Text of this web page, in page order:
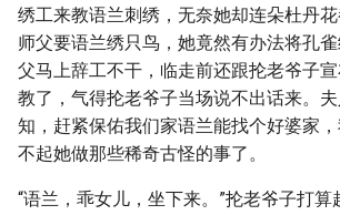
绣工来教语兰刺绣，无奈她却连朵杜丹
师父要语兰绣只鸟，她竟然有办法将孔
父马上辞工不干，临走前还跟抡老爷子
教了，气得抡老爷子当场说不出话来。
知，赶紧保佑我们家语兰能找个好婆家
不起她做那些稀奇古怪的事了。
“语兰，乖女儿，坐下来。”抡老爷子打